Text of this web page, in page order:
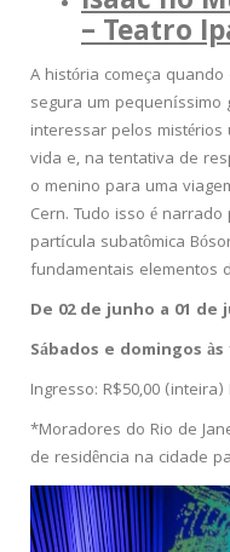
– Teatro
A história começa
segura um pequeníssimo
interessar pelos
vida e, na tentativa de
o menino para uma
Cern. Tudo isso é
partícula subatômica
fundamentais elementos
De 02 de junho a 01 de
Sábados e domingos às
Ingresso: R$50,00 (inteira)
*Moradores do Rio de
de residência na cidade